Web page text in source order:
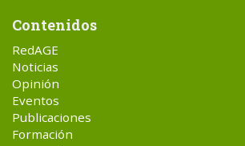
Contenidos
RedAGE
Noticias
Opinión
Eventos
Publicaciones
Formación